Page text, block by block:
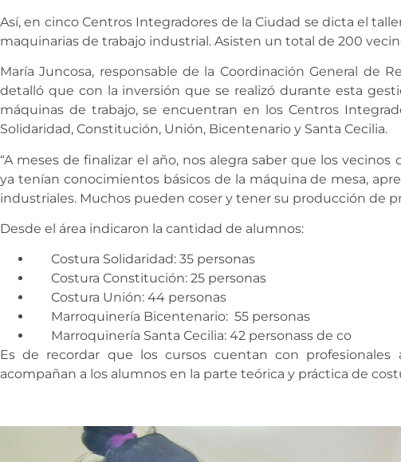
Así, en cinco Centros Integradores de la Ciudad se dicta el
maquinarias de trabajo industrial. Asisten un total de 200
María Juncosa, responsable de la Coordinación General de
detalló que con la inversión que se realizó durante esta
máquinas de trabajo, se encuentran en los Centros
Solidaridad, Constitución, Unión, Bicentenario y Santa Cecilia.
“A meses de finalizar el año, nos alegra saber que los
ya tenían conocimientos básicos de la máquina de mesa,
industriales. Muchos pueden coser y tener su producción de
Desde el área indicaron la cantidad de alumnos:
Costura Solidaridad: 35 personas
Costura Constitución: 25 personas
Costura Unión: 44 personas
Marroquinería Bicentenario: 55 personas
Marroquinería Santa Cecilia: 42 personass de co
Es de recordar que los cursos cuentan con profesionales
acompañan a los alumnos en la parte teórica y práctica de